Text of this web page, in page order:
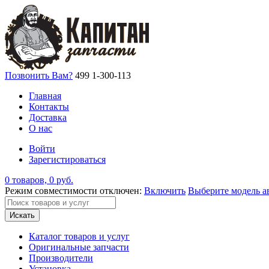
Позвонить Вам? 499 1-300-113
Главная
Контакты
Доставка
О нас
Войти
Зарегистироваться
0 товаров, 0 руб.
Режим совместимости отключен: Включить Выберите модель
Искать
Каталог товаров и услуг
Оригинальные запчасти
Производители